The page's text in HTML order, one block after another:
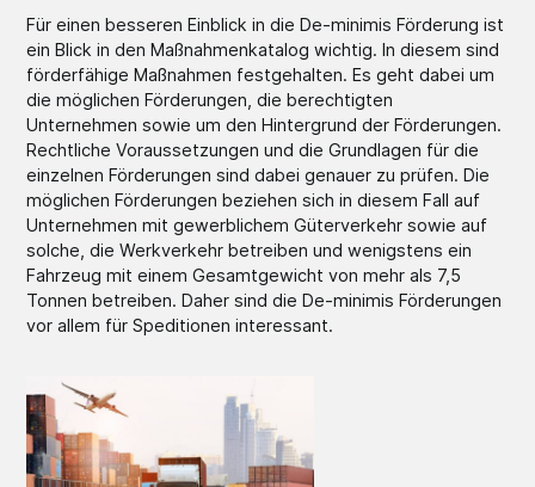
Für einen besseren Einblick in die De-minimis Förderung ist
ein Blick in den Maßnahmenkatalog wichtig. In diesem sind
förderfähige Maßnahmen festgehalten. Es geht dabei um
die möglichen Förderungen, die berechtigten
Unternehmen sowie um den Hintergrund der Förderungen.
Rechtliche Voraussetzungen und die Grundlagen für die
einzelnen Förderungen sind dabei genauer zu prüfen. Die
möglichen Förderungen beziehen sich in diesem Fall auf
Unternehmen mit gewerblichem Güterverkehr sowie auf
solche, die Werkverkehr betreiben und wenigstens ein
Fahrzeug mit einem Gesamtgewicht von mehr als 7,5
Tonnen betreiben. Daher sind die De-minimis Förderungen
vor allem für Speditionen interessant.